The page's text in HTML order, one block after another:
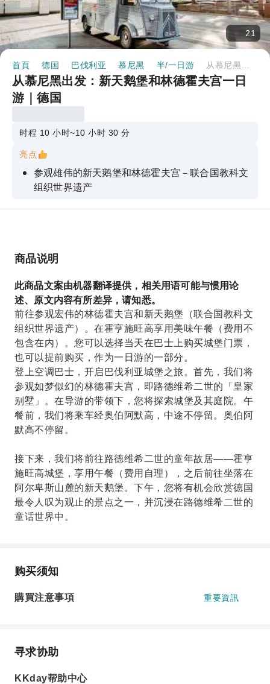
21
首頁 德国 巴伐利亚 慕尼黑 半/一日游
从慕尼黑出发：新天鹅堡和林德霍夫宫一日
游｜德国
时程 10 小时~10 小时 30 分
亮点
参观雄伟的新天鹅堡和林德霍夫宫－联合国教科文
组织世界遗产
探访路德维希的童年故居霍亨施旺高
堡。
从玛莉恩桥上饱览壮丽景色。
商品说明
此商品文案由机器翻译提供，相关用语可能与惯用论
述、原文内容有所差异，请知悉。
前往参观宏伟的林德霍夫宫和新天鹅堡（联合国教科文
组织世界遗产）。在霍亨施旺高享用美味午餐（费用不
包含在内）。您可以选择当天在巴士上购买城堡门票，
也可以提前购买，作为一日游的一部分。
登上空调巴士，开启巴伐利亚城堡之旅。首先，我们将
参观如梦似幻的林德霍夫宫，即路德维希二世的「皇家
别墅」。在导游的带领下，您将探索城堡及其庭院。午
餐前，我们将乘车经奥伯阿默高，中途不停留。奥伯阿
默高不停留。
接下来，我们将前往路德维希二世的童年故居——霍亨
施旺高城堡，享用午餐（费用自理），之后前往坐落在
阿尔卑斯山麓的新天鹅堡。下午，您将有机会欣赏德国
最令人叹为观止的景点之一，并沉浸在路德维希二世的
童话世界中。
购买须知
購買注意事項 重要資訊
寻求协助
KKday帮助中心